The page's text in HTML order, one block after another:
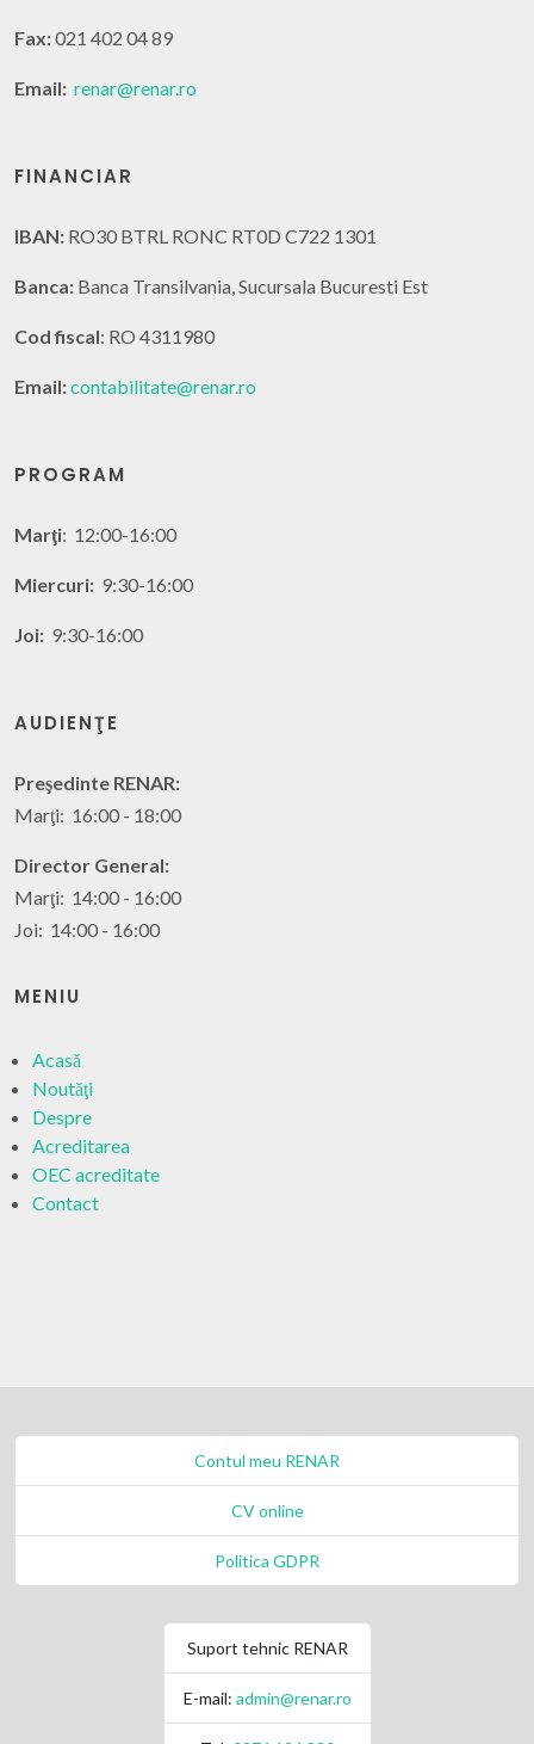
Fax:021 402 04 89
Email: renar@renar.ro
FINANCIAR
IBAN: RO30 BTRL RONC RT0D C722 1301
Banca: Banca Transilvania, Sucursala Bucuresti Est
Cod fiscal: RO 4311980
Email:contabilitate@renar.ro
PROGRAM
Marţi: 12:00-16:00
Miercuri: 9:30-16:00
Joi: 9:30-16:00
AUDIENŢE
Preşedinte RENAR:
Marţi: 16:00 - 18:00
Director General:
Marţi: 14:00 - 16:00
Joi: 14:00 - 16:00
MENIU
Acasă
Noutăţi
Despre
Acreditarea
OEC acreditate
Contact
Contul meu RENAR
CV online
Politica GDPR
Suport tehnic RENAR
E-mail: admin@renar.ro